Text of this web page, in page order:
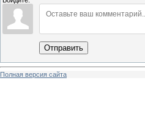
Отправить
Полная версия сайта